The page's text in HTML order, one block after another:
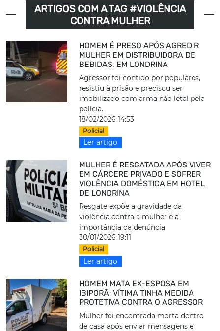
ARTIGOS COM A TAG #VIOLÊNCIA
CONTRA MULHER
HOMEM É PRESO APÓS AGREDIR
MULHER EM DISTRIBUIDORA DE
BEBIDAS, EM LONDRINA
Agressor foi contido por populares,
resistiu à prisão e precisou ser
imobilizado com arma não letal pela
polícia.
18/02/2026 14:53
Policial
Ler artigo
MULHER É RESGATADA APÓS VIVER
EM CÁRCERE PRIVADO E SOFRER
VIOLÊNCIA DOMÉSTICA EM HOTEL
DE LONDRINA
Resgate expõe a gravidade da
violência contra a mulher e a
importância da denúncia
30/01/2026 19:11
Policial
Ler artigo
HOMEM MATA EX-ESPOSA EM
IBIPORÃ; VÍTIMA TINHA MEDIDA
PROTETIVA CONTRA O AGRESSOR
Mulher foi encontrada morta dentro
de casa após enviar mensagens e